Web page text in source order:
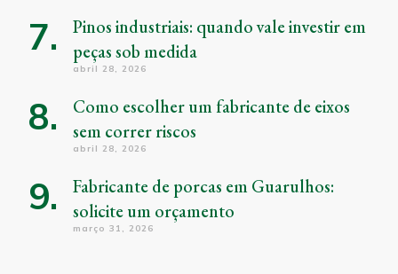
Pinos industriais: quando vale investir em
peças sob medida
abril 28, 2026
Como escolher um fabricante de eixos
sem correr riscos
abril 28, 2026
Fabricante de porcas em Guarulhos:
solicite um orçamento
março 31, 2026